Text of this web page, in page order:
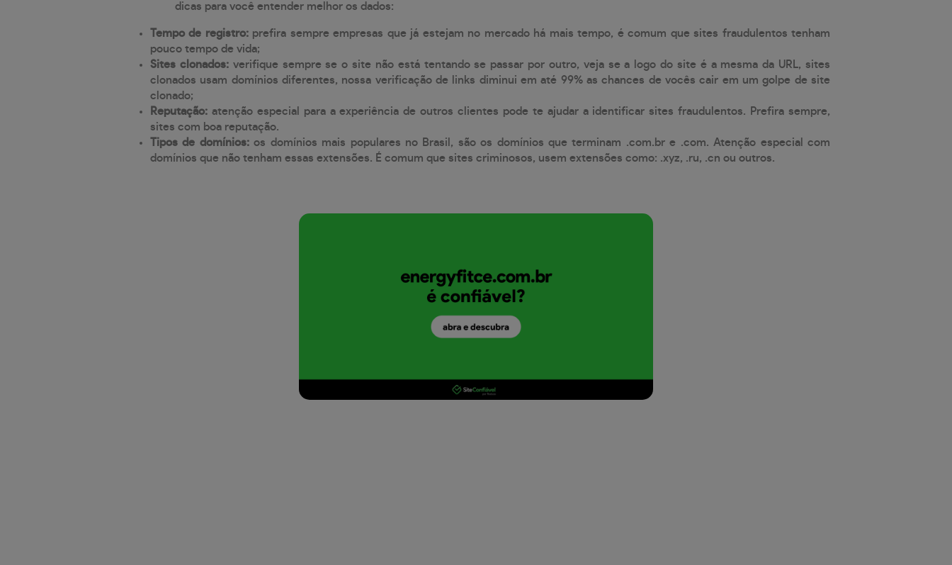
dicas para você entender melhor os dados:
Tempo de registro: prefira sempre empresas que já estejam no mercado há mais tempo, é comum que sites fraudulentos tenham
pouco tempo de vida;
Sites clonados: verifique sempre se o site não está tentando se passar por outro, veja se a logo do site é a mesma da URL, sites
clonados usam domínios diferentes, nossa verificação de links diminui em até 99% as chances de vocês cair em um golpe de site
clonado;
Reputação: atenção especial para a experiência de outros clientes pode te ajudar a identificar sites fraudulentos. Prefira sempre,
sites com boa reputação.
Tipos de domínios:os domínios mais populares no Brasil, são os domínios que terminam .com.br e .com. Atenção especial com
domínios que não tenham essas extensões. É comum que sites criminosos, usem extensões como: .xyz, .ru, .cn ou outros.